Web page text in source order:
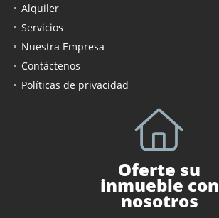
Alquiler
Servicios
Nuestra Empresa
Contáctenos
Políticas de privacidad
Oferte su
inmueble con
nosotros